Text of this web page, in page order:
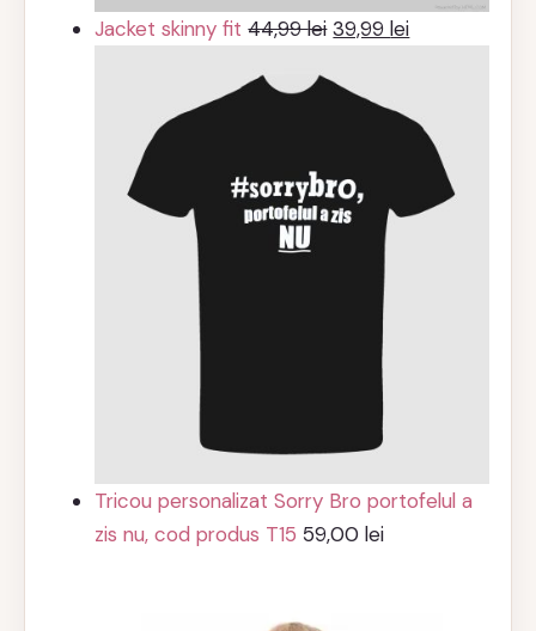
Jacket skinny fit 44,99lei Prețul
a
39,99leiPrețul
39,99 lei.
Tricou personalizat Sorry Bro portofelul a
zis nu, cod produs T15 59,00lei